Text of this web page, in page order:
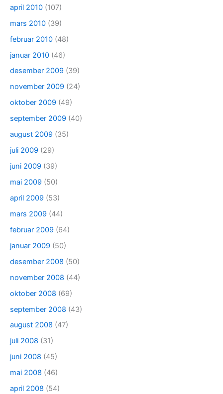
april 2010 (107)
mars 2010 (39)
februar 2010 (48)
januar 2010 (46)
desember 2009 (39)
november 2009 (24)
oktober 2009 (49)
september 2009 (40)
august 2009 (35)
juli 2009 (29)
juni 2009 (39)
mai 2009 (50)
april 2009 (53)
mars 2009 (44)
februar 2009 (64)
januar 2009 (50)
desember 2008 (50)
november 2008 (44)
oktober 2008 (69)
september 2008 (43)
august 2008 (47)
juli 2008 (31)
juni 2008 (45)
mai 2008 (46)
april 2008 (54)